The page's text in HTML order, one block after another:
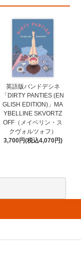
英語版バンドデシネ
「DIRTY PANTIES (EN
GLISH EDITION)」MA
YBELLINE SKVORTZ
OFF（メイベリン・ス
クヴォルツォフ）
3,700円(税込4,070円)